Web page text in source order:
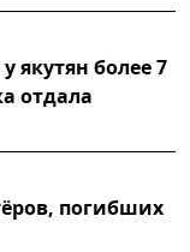
более 7
отдала
погибших